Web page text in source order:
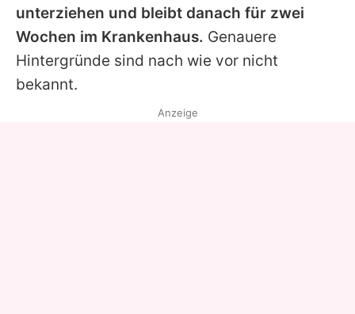
unterziehen und bleibt danach für zwei
Wochen im Krankenhaus. Genauere
Hintergründe sind nach wie vor nicht
bekannt.
Anzeige